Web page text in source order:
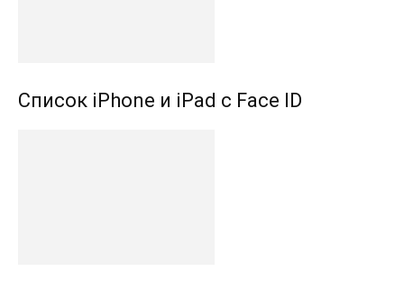
Список iPhone и iPad с Face ID